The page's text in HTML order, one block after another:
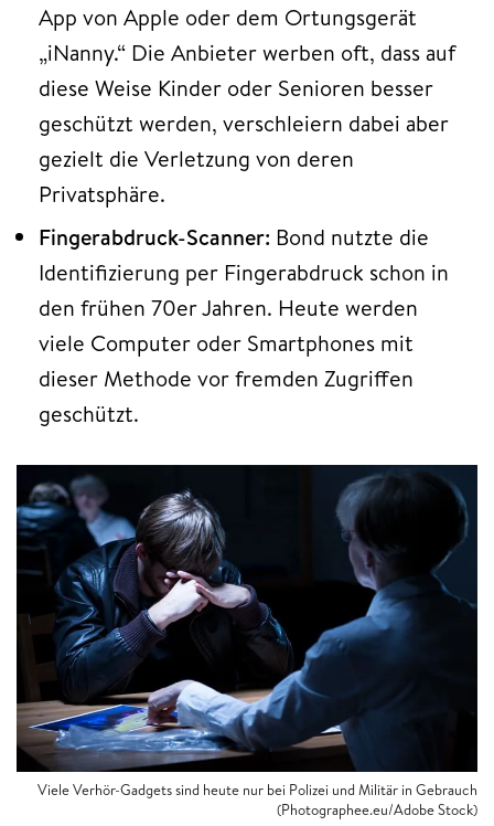
App von Apple oder dem Ortungsgerät
„iNanny.“ Die Anbieter werben oft, dass auf
diese Weise Kinder oder Senioren besser
geschützt werden, verschleiern dabei aber
gezielt die Verletzung von deren
Privatsphäre.
Fingerabdruck-Scanner: Bond nutzte die
Identifizierung per Fingerabdruck schon in
den frühen 70er Jahren. Heute werden
viele Computer oder Smartphones mit
dieser Methode vor fremden Zugriffen
geschützt.
Viele Verhör-Gadgets sind heute nur bei Polizei und Militär in Gebrauch
(Photographee.eu/Adobe Stock)